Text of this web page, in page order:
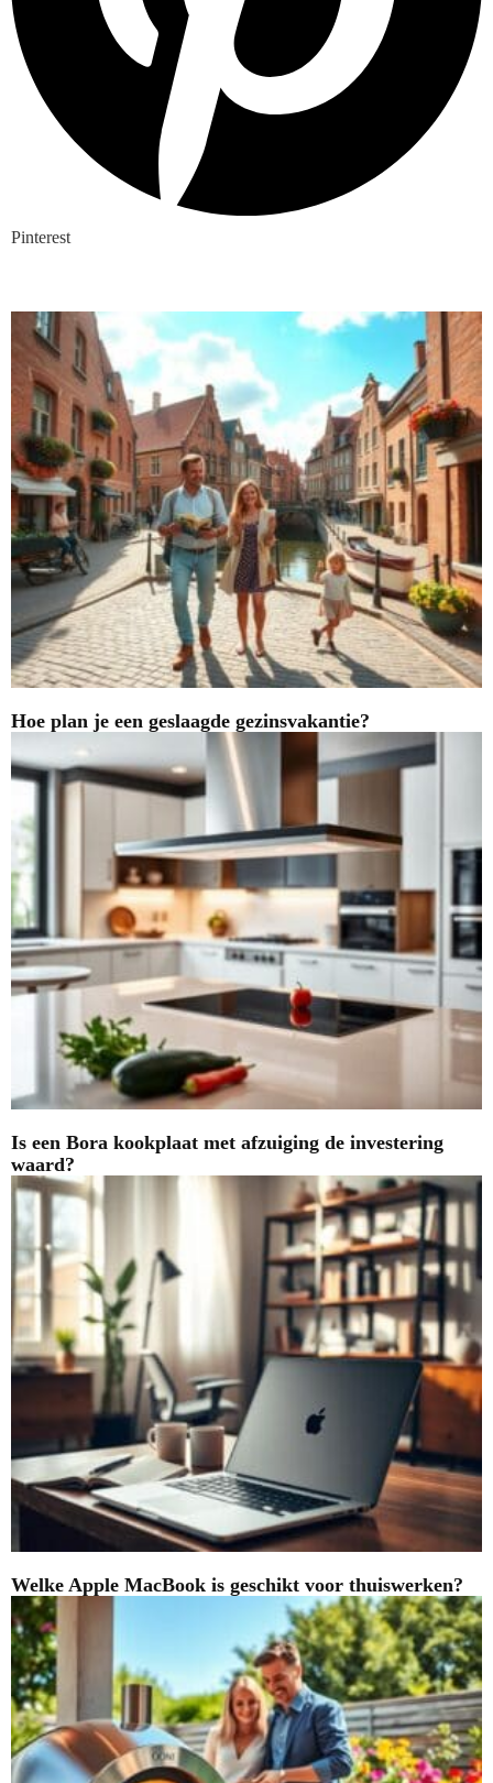
Pinterest
Hoe plan je een geslaagde gezinsvakantie?
Is een Bora kookplaat met afzuiging de investering
waard?
Welke Apple MacBook is geschikt voor thuiswerken?